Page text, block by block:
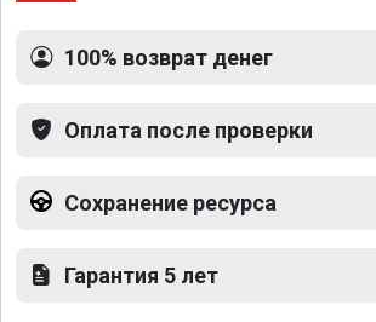
100% возврат денег
Оплата после проверки
Сохранение ресурса
Гарантия 5 лет